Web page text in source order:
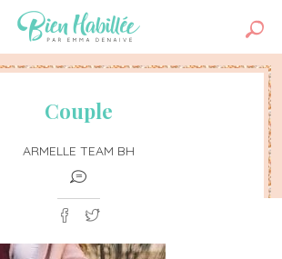
Couple
ARMELLE TEAM BH